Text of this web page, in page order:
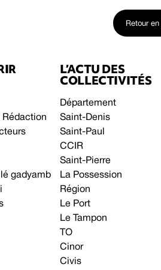
Retour en
Rédaction
gadyamb
L’ACTU DES
COLLECTIVITÉS
Département
Saint-Denis
Saint-Paul
CCIR
Saint-Pierre
La Possession
Région
Le Port
Le Tampon
TO
Cinor
Civis